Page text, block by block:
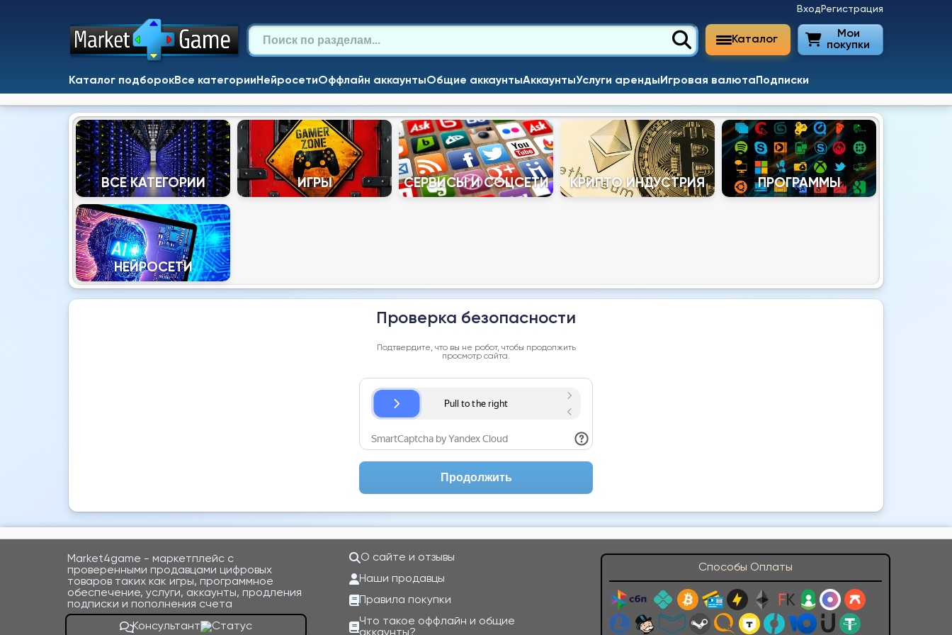
Каталог
Мои
покупки
Вход Регистрация
Каталог подборокВсе категории НейросетиОффлайн аккаунтыОбщие аккаунтыАккаунтыУслуги арендыИгровая валюта Подписки
ВСЕ КАТЕГОРИИ ИГРЫ СЕРВИСЫ И СОЦСЕТИ КРИПТО ИНДУСТРИЯ ПРОГРАММЫ
НЕЙРОСЕТИ
Проверка безопасности
Подтвердите, что вы не робот, чтобы продолжить
просмотр сайта.
Продолжить
Market4game - маркетплейс с
проверенными продавцами цифровых
товаров таких как игры, программное
обеспечение, услуги, аккаунты, продления
подписки и пополнения счета
Консультант
О сайте и отзывы
Наши продавцы
Правила покупки
Что такое оффлайн и общие
Способы Оплаты